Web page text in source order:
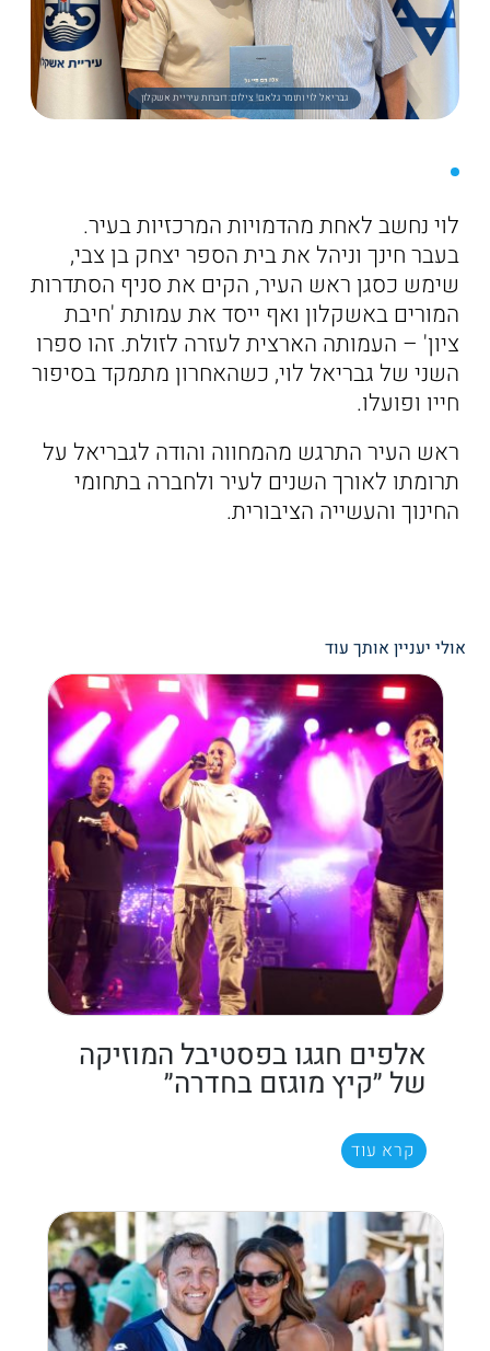
גבריאל לוי ותומר גלאם! צילום: דוברות עיריית אשקלון
לוי נחשב לאחת מהדמויות המרכזיות בעיר.
בעבר חינך וניהל את בית הספר יצחק בן צבי,
שימש כסגן ראש העיר, הקים את סניף הסתדרות
המורים באשקלון ואף ייסד את עמותת 'חיבת
ציון' – העמותה הארצית לעזרה לזולת. זהו ספרו
השני של גבריאל לוי, כשהאחרון מתמקד בסיפור
חייו ופועלו.
ראש העיר התרגש מהמחווה והודה לגבריאל על
תרומתו לאורך השנים לעיר ולחברה בתחומי
החינוך והעשייה הציבורית.
אולי יעניין אותך עוד
אלפים חגגו בפסטיבל המוזיקה
של ״קיץ מוגזם בחדרה״
קרא עוד